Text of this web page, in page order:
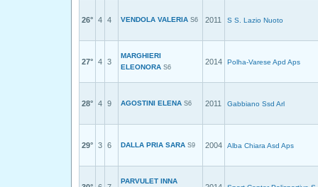
26° 4 4 VENDOLA VALERIA S6 2011 S S. Lazio Nuoto
27° 4 3
MARGHIERI
ELEONORA S6
2014 Polha-Varese Apd Aps
28° 4 9 AGOSTINI ELENA S6 2011 Gabbiano Ssd Arl
29° 3 6 DALLA PRIA SARA S9 2004 Alba Chiara Asd Aps
PARVULET INNA